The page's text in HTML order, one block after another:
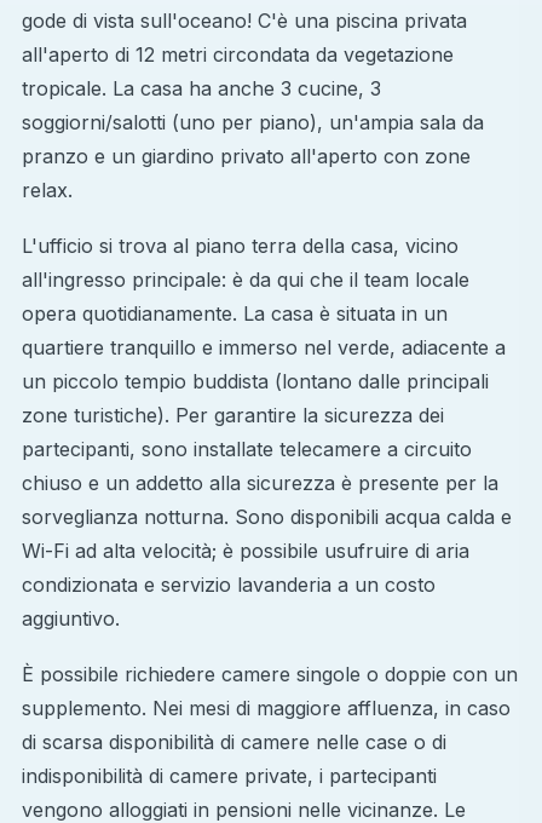
gode di vista sull'oceano! C'è una piscina privata
all'aperto di 12 metri circondata da vegetazione
tropicale. La casa ha anche 3 cucine, 3
soggiorni/salotti (uno per piano), un'ampia sala da
pranzo e un giardino privato all'aperto con zone
relax.
L'ufficio si trova al piano terra della casa, vicino
all'ingresso principale: è da qui che il team locale
opera quotidianamente. La casa è situata in un
quartiere tranquillo e immerso nel verde, adiacente a
un piccolo tempio buddista (lontano dalle principali
zone turistiche). Per garantire la sicurezza dei
partecipanti, sono installate telecamere a circuito
chiuso e un addetto alla sicurezza è presente per la
sorveglianza notturna. Sono disponibili acqua calda e
Wi-Fi ad alta velocità; è possibile usufruire di aria
condizionata e servizio lavanderia a un costo
aggiuntivo.
È possibile richiedere camere singole o doppie con un
supplemento. Nei mesi di maggiore affluenza, in caso
di scarsa disponibilità di camere nelle case o di
indisponibilità di camere private, i partecipanti
vengono alloggiati in pensioni nelle vicinanze. Le